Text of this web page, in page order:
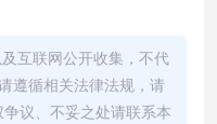
互联网公开收集，不代
遵循相关法律法规，请
议、不妥之处请联系本